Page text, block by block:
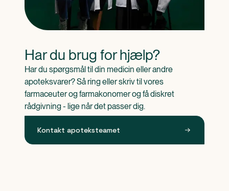
Har du brug for hjælp?
Har du spørgsmål til din medicin eller andre
apoteksvarer? Så ring eller skriv til vores
farmaceuter og farmakonomer og få diskret
rådgivning - lige når det passer dig.
Kontakt apoteksteamet